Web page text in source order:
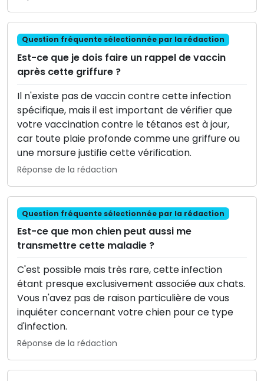
Question fréquente sélectionnée par la rédaction
Est-ce que je dois faire un rappel de vaccin
après cette griffure ?
Il n'existe pas de vaccin contre cette infection
spécifique, mais il est important de vérifier que
votre vaccination contre le tétanos est à jour,
car toute plaie profonde comme une griffure ou
une morsure justifie cette vérification.
Réponse de la rédaction
Question fréquente sélectionnée par la rédaction
Est-ce que mon chien peut aussi me
transmettre cette maladie ?
C'est possible mais très rare, cette infection
étant presque exclusivement associée aux chats.
Vous n'avez pas de raison particulière de vous
inquiéter concernant votre chien pour ce type
d'infection.
Réponse de la rédaction